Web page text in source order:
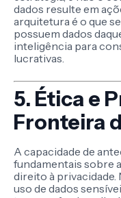
dados resulte em
arquitetura é o que
possuem dados
inteligência para
lucrativas.
5. Ética e
Fronteira
A capacidade de
fundamentais sobre
direito à
uso de dados